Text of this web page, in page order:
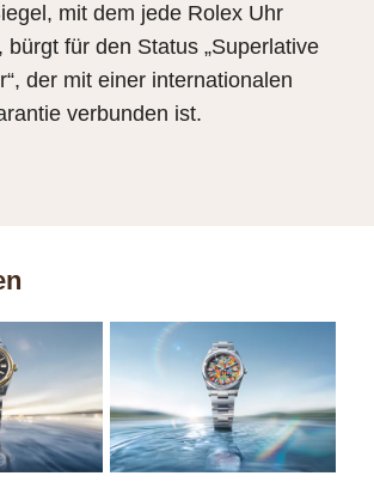
mit dem jede Rolex Uhr
bürgt für den Status „Superlative
der mit einer internationalen
verbunden ist.